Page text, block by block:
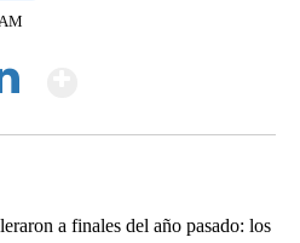
a finales del año pasado: los